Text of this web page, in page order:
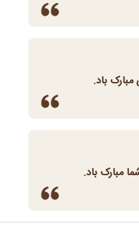
باد.
مبارک باد.